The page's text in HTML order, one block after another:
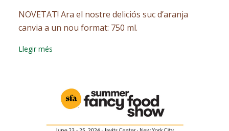
NOVETAT! Ara el nostre deliciós suc d’aranja
canvia a un nou format: 750 ml.
Llegir més